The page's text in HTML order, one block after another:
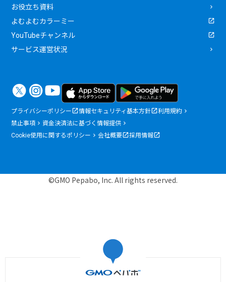
お役立ち資料
よむよむカラーミー
YouTubeチャンネル
サービス運営状況
プライバシーポリシー 情報セキュリティ基本方針
利用規約
禁止事項
資金決済法に基づく情報提供
Cookie使用に関するポリシー
会社概要 採用情報
©GMO Pepabo, Inc. All rights reserved.